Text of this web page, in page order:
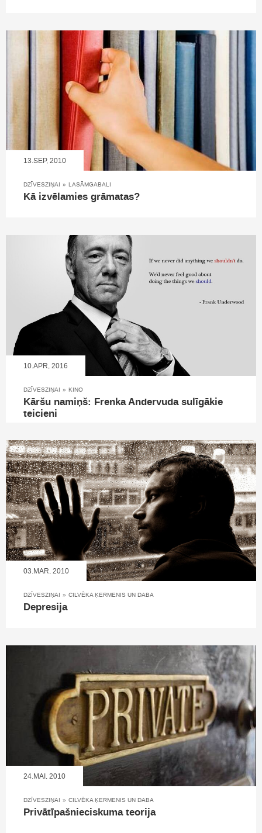
13.SEP, 2010
DZĪVESZIŅAI » LASĀMGABALI
Kā izvēlamies grāmatas?
10.APR, 2016
DZĪVESZIŅAI » KINO
Kāršu namiņš: Frenka Andervuda sulīgākie
teicieni
03.MAR, 2010
DZĪVESZIŅAI » CILVĒKA ĶERMENIS UN DABA
Depresija
24.MAI, 2010
DZĪVESZIŅAI » CILVĒKA ĶERMENIS UN DABA
Privātīpašnieciskuma teorija